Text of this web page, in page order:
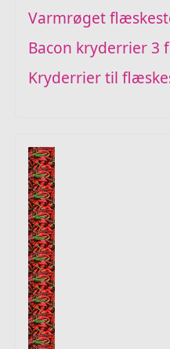
Varmrøget
Bacon kryderrier 3
Kryderrier til